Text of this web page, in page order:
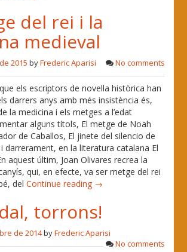
del rei i la
medieval
2015 byFrederic Aparisi No comments
els escriptors de novel·la històrica han
darrers anys amb més insistència és,
la medicina i els metges a l’edat
alguns títols, El metge de Noah
de Caballos, El jinete del silencio de
darrerament, en la literatura catalana El
aquest últim, Joan Olivares recrea la
qui, en efecte, va ser metge del rei
delContinue reading →
torrons!
de 2014byFrederic Aparisi
No comments